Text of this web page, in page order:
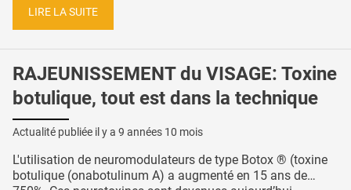
LIRE LA SUITE
RAJEUNISSEMENT du VISAGE: Toxine
botulique, tout est dans la technique
Actualité publiée il y a 9 années 10 mois
L'utilisation de neuromodulateurs de type Botox ® (toxine
botulique (onabotulinum A) a augmenté en 15 ans de…